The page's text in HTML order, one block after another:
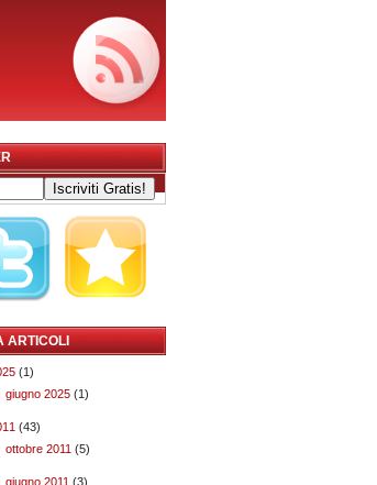
ARTICOLI
(1)
giugno 2025 (1)
(43)
ottobre 2011 (5)
giugno 2011 (3)